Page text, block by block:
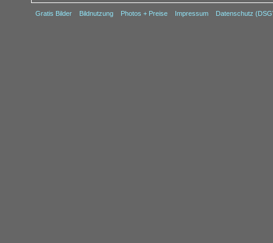
Gratis Bilder Bildnutzung Photos + Preise Impressum Datenschutz